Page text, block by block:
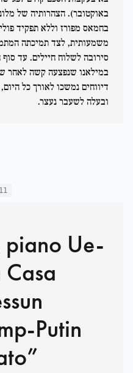
באוקטובר). הצהרותיה של
בחמאס מפורז וללא תפקיד
משמעותית, לצד תמיכתה
סירובה לשלוח חיילים. עד
במילאנו שנפצעה קשה לאחר
דיווחים נמשכו לאורך כל
ובעלה לשעבר נעצר.
piano Ue-
Casa
Putin